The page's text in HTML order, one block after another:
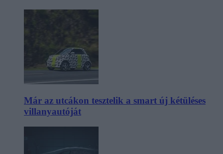
Már az utcákon tesztelik a smart új kétüléses
villanyautóját